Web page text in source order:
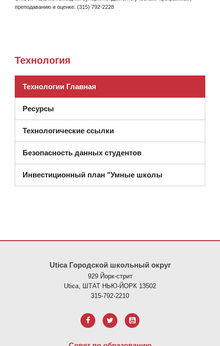
преподаванию и оценке: (315) 792-2228
Технология
Технологии Главная
Ресурсы
Технологические ссылки
Безопасность данных студентов
Инвестиционный план "Умные школы
Utica Городской школьный округ
929 Йорк-стрит
Utica, ШТАТ НЬЮ-ЙОРК 13502
315-792-2210